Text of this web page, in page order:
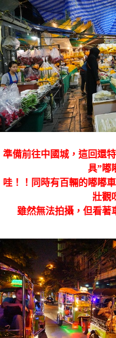
準備前往中國城，這回還
具”嘟
哇！！同時有百輛的嘟嘟
壯觀
雖然無法拍攝，但看著